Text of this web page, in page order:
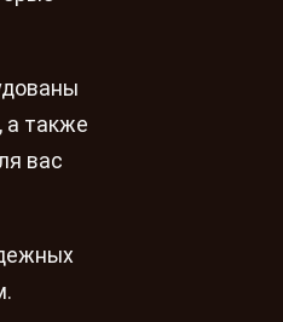
а также
вас